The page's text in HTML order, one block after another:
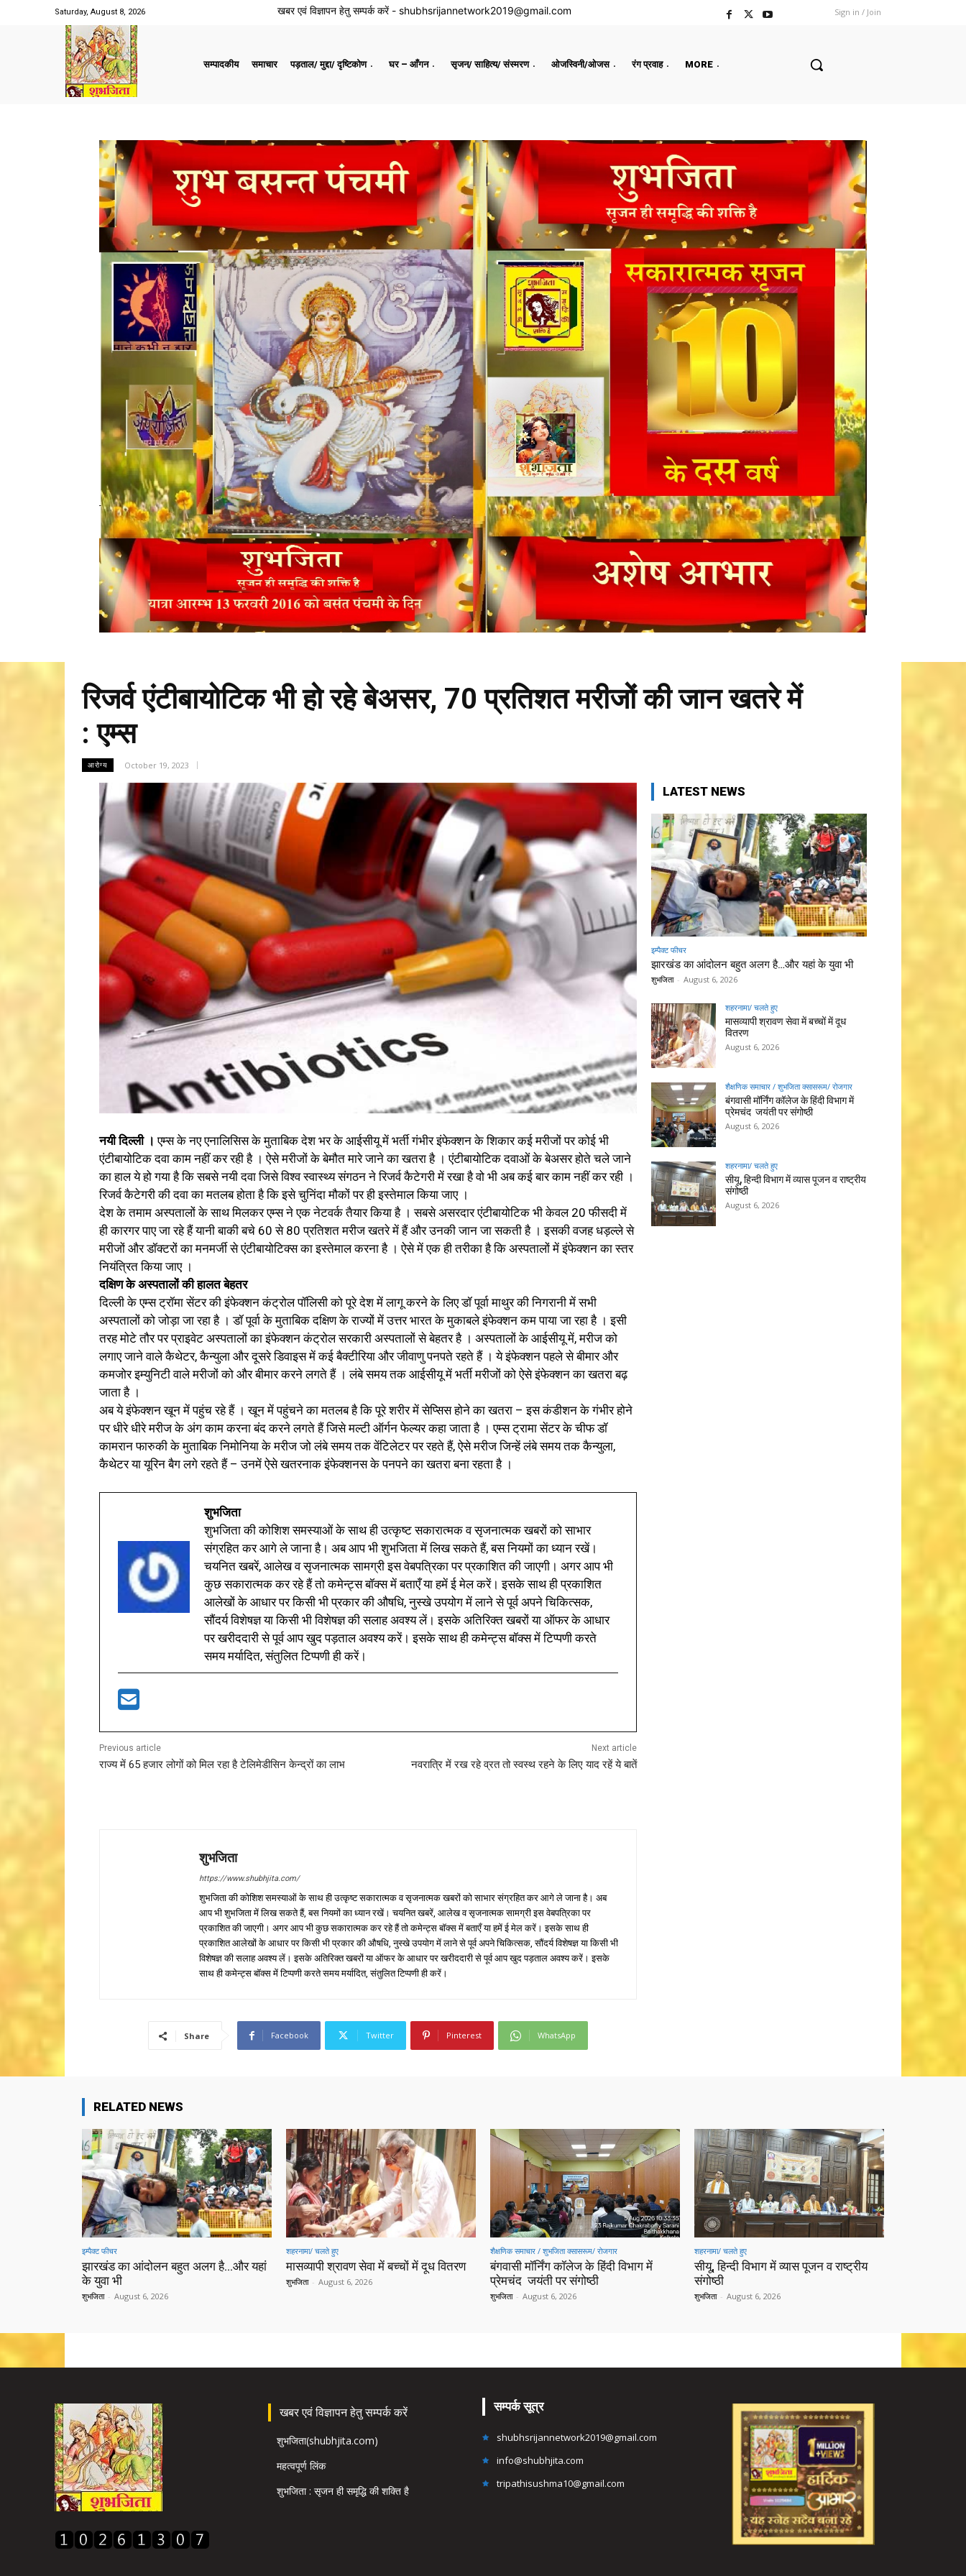
Saturday, August 8, 2026 खबर एवं विज्ञापन हेतु सम्पर्क करें - shubhsrijannetwork2019@gmail.com Sign in / Join
सम्पादकीय समाचार पड़ताल/ मुद्दा/ दृष्टिकोण घर – आँगन सृजन/ साहित्य/ संस्मरण ओजस्विनी/ओजस रंग प्रवाह MORE
रिजर्व एंटीबायोटिक भी हो रहे बेअसर, 70 प्रतिशत मरीजों की जान खतरे में
: एम्स
आरोग्य October 19, 2023
नयी दिल्ली । एम्स के नए एनालिसिस के मुताबिक देश भर के आईसीयू में भर्ती गंभीर इंफेक्शन के शिकार कई मरीजों पर कोई भी
एंटीबायोटिक दवा काम नहीं कर रही है । ऐसे मरीजों के बेमौत मारे जाने का खतरा है । एंटीबायोटिक दवाओं के बेअसर होते चले जाने
का हाल ये हो गया है कि सबसे नयी दवा जिसे विश्व स्वास्थ्य संगठन ने रिजर्व कैटेगरी में रखा है वो भी अब कई बार काम नहीं कर रही ।
रिजर्व कैटेगरी की दवा का मतलब होता है कि इसे चुनिंदा मौकों पर ही इस्तेमाल किया जाए ।
देश के तमाम अस्पतालों के साथ मिलकर एम्स ने एक नेटवर्क तैयार किया है । सबसे असरदार एंटीबायोटिक भी केवल 20 फीसदी में
ही कारगर पाए जा रहे हैं यानी बाकी बचे 60 से 80 प्रतिशत मरीज खतरे में हैं और उनकी जान जा सकती है । इसकी वजह धड़ल्ले से
मरीजों और डॉक्टरों का मनमर्जी से एंटीबायोटिक्स का इस्तेमाल करना है । ऐसे में एक ही तरीका है कि अस्पतालों में इंफेक्शन का स्तर
नियंत्रित किया जाए ।
दक्षिण के अस्पतालों की हालत बेहतर
दिल्ली के एम्स ट्रॉमा सेंटर की इंफेक्शन कंट्रोल पॉलिसी को पूरे देश में लागू करने के लिए डॉ पूर्वा माथुर की निगरानी में सभी
अस्पतालों को जोड़ा जा रहा है । डॉ पूर्वा के मुताबिक दक्षिण के राज्यों में उत्तर भारत के मुकाबले इंफेक्शन कम पाया जा रहा है । इसी
तरह मोटे तौर पर प्राइवेट अस्पतालों का इंफेक्शन कंट्रोल सरकारी अस्पतालों से बेहतर है । अस्पतालों के आईसीयू में, मरीज को
लगाए जाने वाले कैथेटर, कैन्युला और दूसरे डिवाइस में कई बैक्टीरिया और जीवाणु पनपते रहते हैं । ये इंफेक्शन पहले से बीमार और
कमजोर इम्युनिटी वाले मरीजों को और बीमार करने लगते हैं । लंबे समय तक आईसीयू में भर्ती मरीजों को ऐसे इंफेक्शन का खतरा बढ़
जाता है ।
अब ये इंफेक्शन खून में पहुंच रहे हैं । खून में पहुंचने का मतलब है कि पूरे शरीर में सेप्सिस होने का खतरा – इस कंडीशन के गंभीर होने
पर धीरे धीरे मरीज के अंग काम करना बंद करने लगते हैं जिसे मल्टी ऑर्गन फेल्यर कहा जाता है । एम्स ट्रामा सेंटर के चीफ डॉ
कामरान फारुकी के मुताबिक निमोनिया के मरीज जो लंबे समय तक वेंटिलेटर पर रहते हैं, ऐसे मरीज जिन्हें लंबे समय तक कैन्युला,
कैथेटर या यूरिन बैग लगे रहते हैं – उनमें ऐसे खतरनाक इंफेक्शनस के पनपने का खतरा बना रहता है ।
शुभजिता
शुभजिता की कोशिश समस्याओं के साथ ही उत्कृष्ट सकारात्मक व सृजनात्मक खबरों को साभार
संग्रहित कर आगे ले जाना है। अब आप भी शुभजिता में लिख सकते हैं, बस नियमों का ध्यान रखें।
चयनित खबरें, आलेख व सृजनात्मक सामग्री इस वेबपत्रिका पर प्रकाशित की जाएगी। अगर आप भी
कुछ सकारात्मक कर रहे हैं तो कमेन्ट्स बॉक्स में बताएँ या हमें ई मेल करें। इसके साथ ही प्रकाशित
आलेखों के आधार पर किसी भी प्रकार की औषधि, नुस्खे उपयोग में लाने से पूर्व अपने चिकित्सक,
सौंदर्य विशेषज्ञ या किसी भी विशेषज्ञ की सलाह अवश्य लें। इसके अतिरिक्त खबरों या ऑफर के आधार
पर खरीददारी से पूर्व आप खुद पड़ताल अवश्य करें। इसके साथ ही कमेन्ट्स बॉक्स में टिप्पणी करते
समय मर्यादित, संतुलित टिप्पणी ही करें।
Previous article
राज्य में 65 हजार लोगों को मिल रहा है टेलिमेडीसिन केन्द्रों का लाभ
Next article
नवरात्रि में रख रहे व्रत तो स्वस्थ रहने के लिए याद रहें ये बातें
शुभजिता
https://www.shubhjita.com/
शुभजिता की कोशिश समस्याओं के साथ ही उत्कृष्ट सकारात्मक व सृजनात्मक खबरों को साभार संग्रहित कर आगे ले जाना है। अब
आप भी शुभजिता में लिख सकते हैं, बस नियमों का ध्यान रखें। चयनित खबरें, आलेख व सृजनात्मक सामग्री इस वेबपत्रिका पर
प्रकाशित की जाएगी। अगर आप भी कुछ सकारात्मक कर रहे हैं तो कमेन्ट्स बॉक्स में बताएँ या हमें ई मेल करें। इसके साथ ही
प्रकाशित आलेखों के आधार पर किसी भी प्रकार की औषधि, नुस्खे उपयोग में लाने से पूर्व अपने चिकित्सक, सौंदर्य विशेषज्ञ या किसी भी
विशेषज्ञ की सलाह अवश्य लें। इसके अतिरिक्त खबरों या ऑफर के आधार पर खरीददारी से पूर्व आप खुद पड़ताल अवश्य करें। इसके
साथ ही कमेन्ट्स बॉक्स में टिप्पणी करते समय मर्यादित, संतुलित टिप्पणी ही करें।
Share Facebook Twitter Pinterest WhatsApp
LATEST NEWS
इम्पैक्ट फीचर
झारखंड का आंदोलन बहुत अलग है…और यहां के युवा भी
शुभजिता - August 6, 2026
शहरनामा/ चलते हुए
मासव्यापी श्रावण सेवा में बच्चों में दूध
वितरण
August 6, 2026
शैक्षणिक समाचार / शुभजिता क्सासरूम/ रोजगार
बंगवासी मॉर्निंग कॉलेज के हिंदी विभाग में
प्रेमचंद जयंती पर संगोष्ठी
August 6, 2026
शहरनामा/ चलते हुए
सीयू, हिन्दी विभाग में व्यास पूजन व राष्ट्रीय
संगोष्ठी
August 6, 2026
RELATED NEWS
इम्पैक्ट फीचर
झारखंड का आंदोलन बहुत अलग है…और यहां
के युवा भी
शुभजिता - August 6, 2026
शहरनामा/ चलते हुए
मासव्यापी श्रावण सेवा में बच्चों में दूध वितरण
शुभजिता - August 6, 2026
शैक्षणिक समाचार / शुभजिता क्सासरूम/ रोजगार
बंगवासी मॉर्निंग कॉलेज के हिंदी विभाग में
प्रेमचंद जयंती पर संगोष्ठी
शुभजिता - August 6, 2026
शहरनामा/ चलते हुए
सीयू, हिन्दी विभाग में व्यास पूजन व राष्ट्रीय
संगोष्ठी
शुभजिता - August 6, 2026
खबर एवं विज्ञापन हेतु सम्पर्क करें
शुभजिता(shubhjita.com)
महत्वपूर्ण लिंक
शुभजिता : सृजन ही समृद्धि की शक्ति है
सम्पर्क सूत्र
shubhsrijannetwork2019@gmail.com
info@shubhjita.com
tripathisushma10@gmail.com